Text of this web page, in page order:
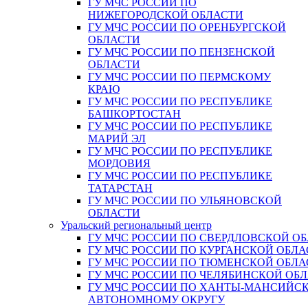
ГУ МЧС РОССИИ ПО
НИЖЕГОРОДСКОЙ ОБЛАСТИ
ГУ МЧС РОССИИ ПО ОРЕНБУРГСКОЙ
ОБЛАСТИ
ГУ МЧС РОССИИ ПО ПЕНЗЕНСКОЙ
ОБЛАСТИ
ГУ МЧС РОССИИ ПО ПЕРМСКОМУ
КРАЮ
ГУ МЧС РОССИИ ПО РЕСПУБЛИКЕ
БАШКОРТОСТАН
ГУ МЧС РОССИИ ПО РЕСПУБЛИКЕ
МАРИЙ ЭЛ
ГУ МЧС РОССИИ ПО РЕСПУБЛИКЕ
МОРДОВИЯ
ГУ МЧС РОССИИ ПО РЕСПУБЛИКЕ
ТАТАРСТАН
ГУ МЧС РОССИИ ПО УЛЬЯНОВСКОЙ
ОБЛАСТИ
Уральский региональный центр
ГУ МЧС РОССИИ ПО СВЕРДЛОВСКОЙ
ГУ МЧС РОССИИ ПО КУРГАНСКОЙ
ГУ МЧС РОССИИ ПО ТЮМЕНСКОЙ
ГУ МЧС РОССИИ ПО ЧЕЛЯБИНСКОЙ
ГУ МЧС РОССИИ ПО ХАНТЫ-
АВТОНОМНОМУ ОКРУГУ